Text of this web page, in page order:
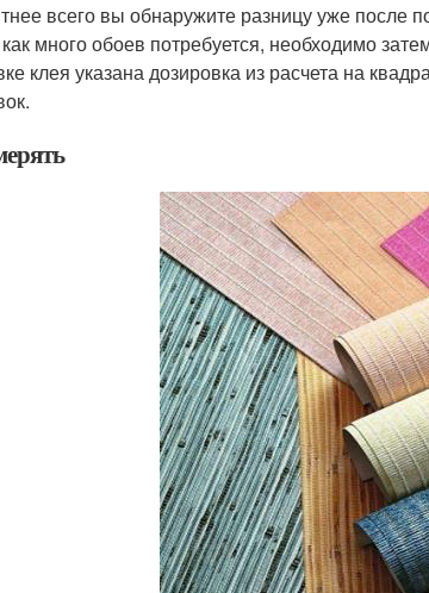
всего вы обнаружите разницу уже после
как много обоев потребуется, необходимо
клея указана дозировка из расчета на